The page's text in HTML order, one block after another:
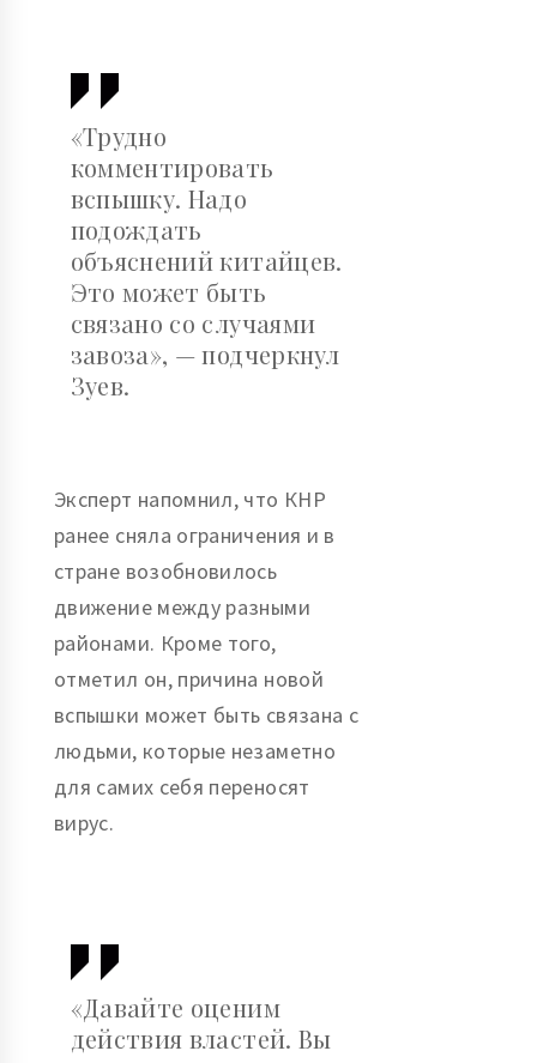
«Трудно
комментировать
вспышку. Надо
подождать
объяснений китайцев.
Это может быть
связано со случаями
завоза», — подчеркнул
Зуев.
Эксперт напомнил, что КНР
ранее сняла ограничения и в
стране возобновилось
движение между разными
районами. Кроме того,
отметил он, причина новой
вспышки может быть связана с
людьми, которые незаметно
для самих себя переносят
вирус.
«Давайте оценим
действия властей. Вы